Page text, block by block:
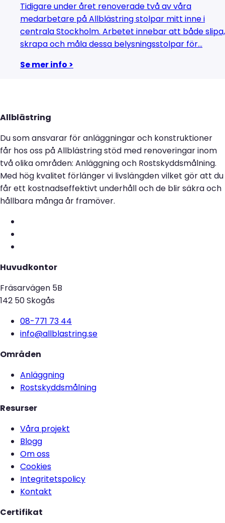
Tidigare under året renoverade två av våra
medarbetare på Allblästring stolpar mitt inne i
centrala Stockholm. Arbetet innebar att både slipa,
skrapa och måla dessa belysningsstolpar för...
Se mer info >
Allblästring
Du som ansvarar för anläggningar och konstruktioner
får hos oss på Allblästring stöd med renoveringar inom
två olika områden: Anläggning och Rostskyddsmålning.
Med hög kvalitet förlänger vi livslängden vilket gör att du
får ett kostnadseffektivt underhåll och de blir säkra och
hållbara många år framöver.
Huvudkontor
Fräsarvägen 5B
142 50 Skogås
08-771 73 44
info@allblastring.se
Områden
Anläggning
Rostskyddsmålning
Resurser
Våra projekt
Blogg
Om oss
Cookies
Integritetspolicy
Kontakt
Certifikat